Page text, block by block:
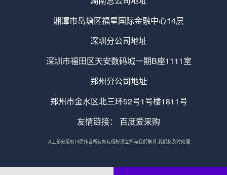
湘潭市岳塘区福星国际金融中心14层
深圳分公司地址
深圳市福田区天安数码城一期B座1111室
郑州分公司地址
郑州市金水区北三环52号1号楼1811号
友情链接： 百度爱采购
以上部分版权归原作者所有如有侵权请立即与我们联系,我们将及时处理